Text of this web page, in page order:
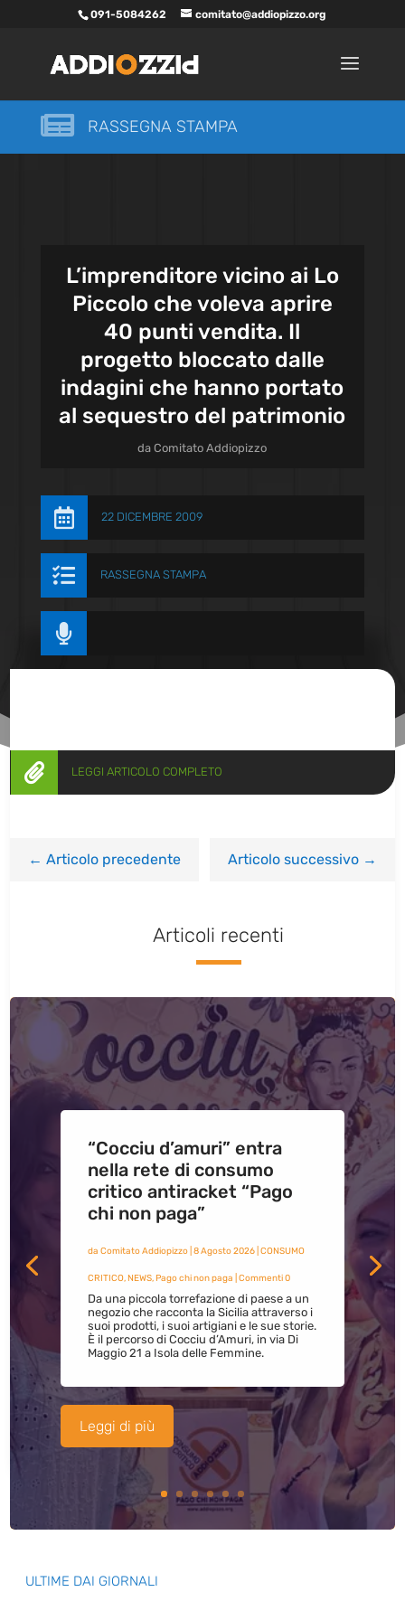
091-5084262 comitato@addiopizzo.org
 RASSEGNA STAMPA
L’imprenditore vicino ai Lo
Piccolo che voleva aprire
40 punti vendita. Il
progetto bloccato dalle
indagini che hanno portato
al sequestro del patrimonio
daComitato Addiopizzo
 22 DICEMBRE 2009
 RASSEGNA STAMPA

 LEGGI ARTICOLO COMPLETO
←Articolo precedente Articolo successivo→
Articoli recenti
“Cocciu d’amuri” entra
nella rete di consumo
critico antiracket “Pago
chi non paga”
da Comitato Addiopizzo| 8 Agosto 2026| CONSUMO
CRITICO,NEWS,Pago chi non paga | Commenti 0
Da una piccola torrefazione di paese a un
negozio che racconta la Sicilia attraverso i
suoi prodotti, i suoi artigiani e le sue storie.
È il percorso di Cocciu d’Amuri, in via Di
Maggio 21 a Isola delle Femmine.
Leggi di più
ULTIME DAI GIORNALI